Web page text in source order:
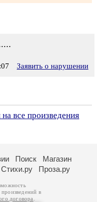
Заявить о нарушении
все произведения
Поиск
Магазин
Стихи.ру Проза.ру
в
договора